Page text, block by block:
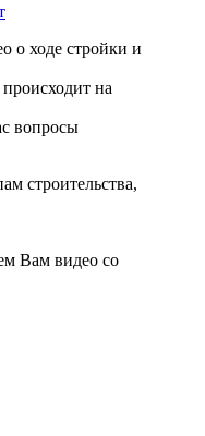
о ходе стройки и
на
вопросы
строительства,
Вам видео со